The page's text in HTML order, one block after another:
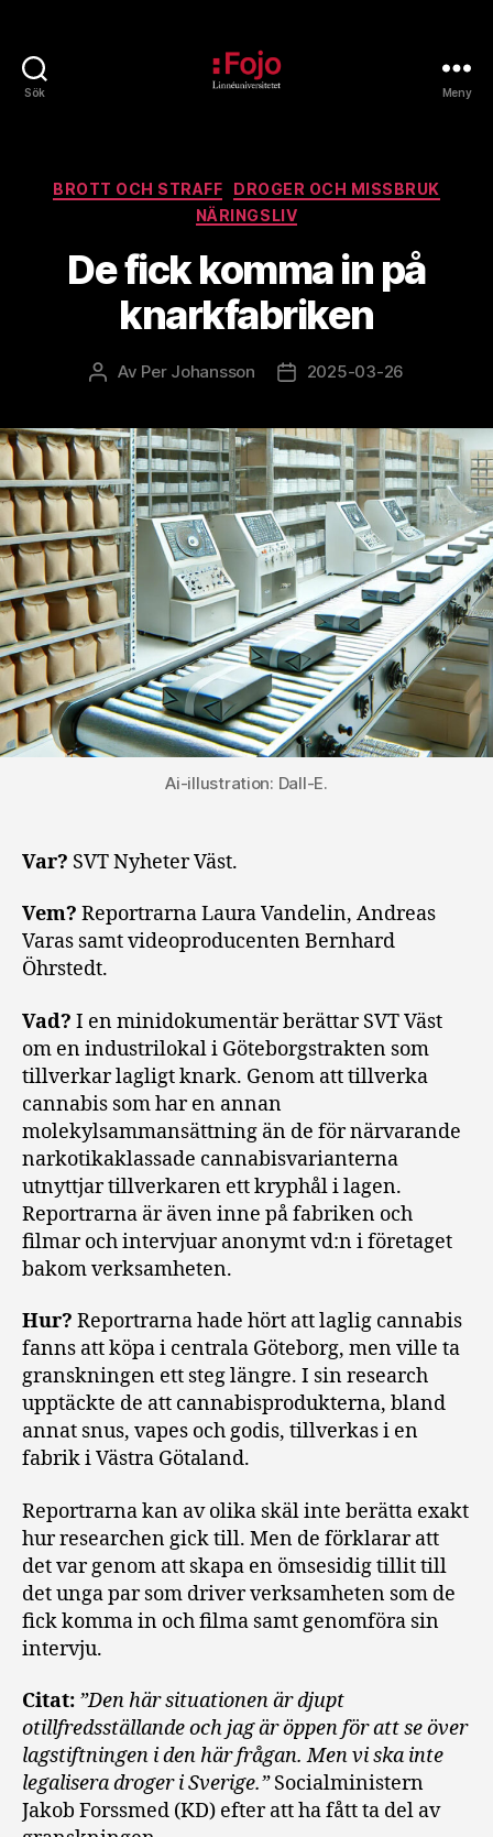
Sök Meny
Kategorier
BROTT OCH STRAFF
DROGER OCH MISSBRUK
NÄRINGSLIV
De fick komma in på
knarkfabriken
Inläggsförfattare
Av Per Johansson Inläggsdatum
2025-03-26
Ai-illustration: Dall-E.
Var? SVT Nyheter Väst.
Vem? Reportrarna Laura Vandelin, Andreas
Varas samt videoproducenten Bernhard
Öhrstedt.
Vad? I en minidokumentär berättar SVT Väst
om en industrilokal i Göteborgstrakten som
tillverkar lagligt knark. Genom att tillverka
cannabis som har en annan
molekylsammansättning än de för närvarande
narkotikaklassade cannabisvarianterna
utnyttjar tillverkaren ett kryphål i lagen.
Reportrarna är även inne på fabriken och
filmar och intervjuar anonymt vd:n i företaget
bakom verksamheten.
Hur? Reportrarna hade hört att laglig cannabis
fanns att köpa i centrala Göteborg, men ville ta
granskningen ett steg längre. I sin research
upptäckte de att cannabisprodukterna, bland
annat snus, vapes och godis, tillverkas i en
fabrik i Västra Götaland.
Reportrarna kan av olika skäl inte berätta exakt
hur researchen gick till. Men de förklarar att
det var genom att skapa en ömsesidig tillit till
det unga par som driver verksamheten som de
fick komma in och filma samt genomföra sin
intervju.
Citat: ”Den här situationen är djupt
otillfredsställande och jag är öppen för att se över
lagstiftningen i den här frågan. Men vi ska inte
legalisera droger i Sverige.”Socialministern
Jakob Forssmed (KD) efter att ha fått ta del av